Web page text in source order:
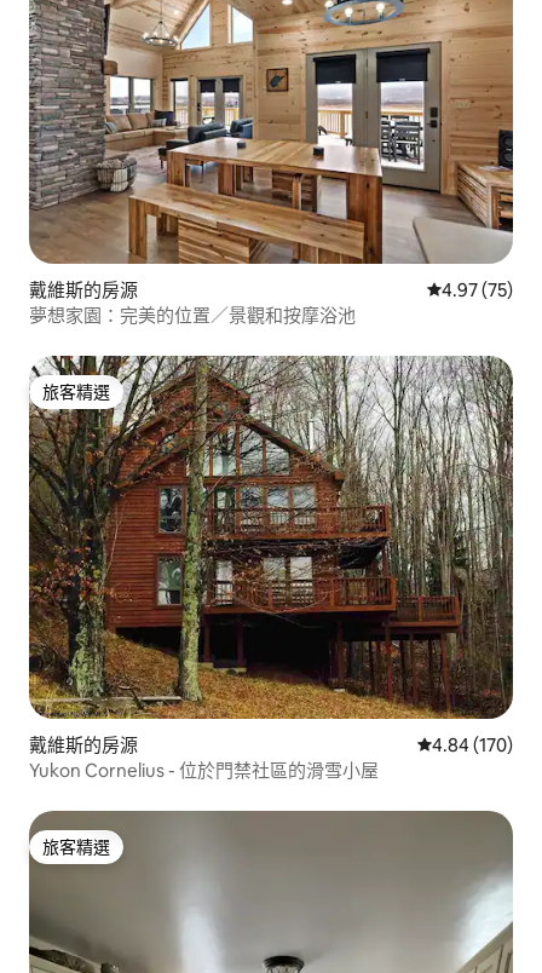
戴維斯的房源 從 75 則評價
4.97 (75)
夢想家園：完美的位置／景觀和按摩浴池
旅客精選
旅客精選
戴維斯的房源 從 170 則評價
4.84 (170)
Yukon Cornelius - 位於門禁社區的滑雪小屋
旅客精選
旅客精選